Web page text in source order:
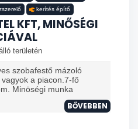
kerítés építő
KFT, MINŐSÉGI
területén
szobafestő mázoló
a piacon.7-fő
Minöségi munka
BŐVEBBEN